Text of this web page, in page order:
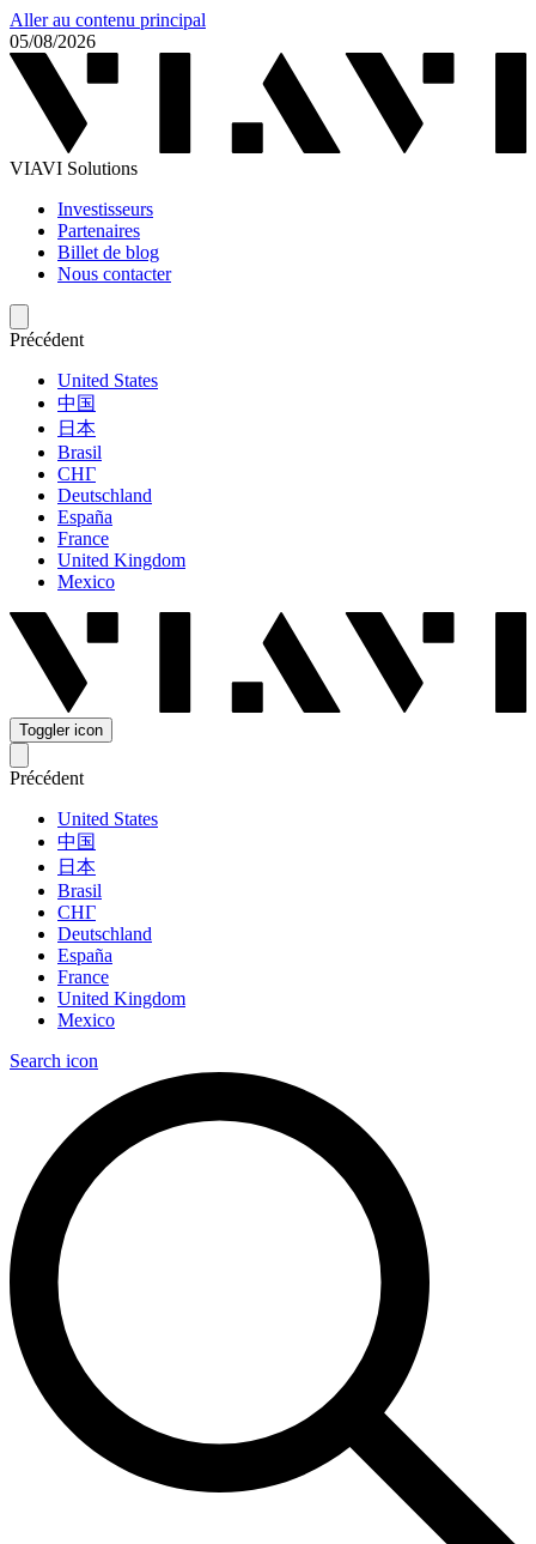
Aller au contenu principal
05/08/2026
VIAVI Solutions
Investisseurs
Partenaires
Billet de blog
Nous contacter
Précédent
United States
中国
日本
Brasil
СНГ
Deutschland
España
France
United Kingdom
Mexico
Toggler icon
Précédent
United States
中国
日本
Brasil
СНГ
Deutschland
España
France
United Kingdom
Mexico
Search icon